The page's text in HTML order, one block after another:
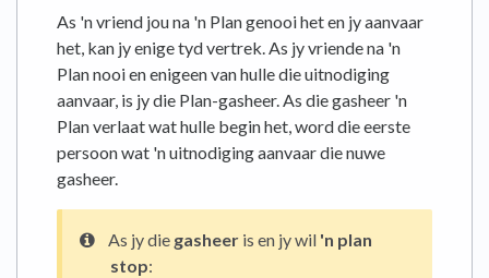
As 'n vriend jou na 'n Plan genooi het en jy aanvaar
het, kan jy enige tyd vertrek. As jy vriende na 'n
Plan nooi en enigeen van hulle die uitnodiging
aanvaar, is jy die Plan-gasheer. As die gasheer 'n
Plan verlaat wat hulle begin het, word die eerste
persoon wat 'n uitnodiging aanvaar die nuwe
gasheer.
As jy die gasheer is en jy wil 'n plan
stop: